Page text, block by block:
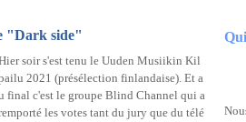
"Dark side"
soir s'est tenu le Uuden Musiikin Kil
2021 (présélection finlandaise). Et a
final c'est le groupe Blind Channel qui a
les votes tant du jury que du télé